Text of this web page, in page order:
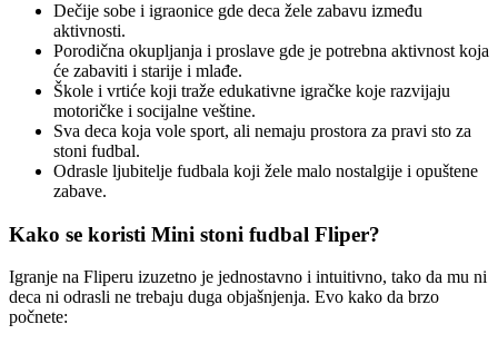
Dečije sobe i igraonice gde deca žele zabavu između
aktivnosti.
Porodična okupljanja i proslave gde je potrebna aktivnost koja
će zabaviti i starije i mlađe.
Škole i vrtiće koji traže edukativne igračke koje razvijaju
motoričke i socijalne veštine.
Sva deca koja vole sport, ali nemaju prostora za pravi sto za
stoni fudbal.
Odrasle ljubitelje fudbala koji žele malo nostalgije i opuštene
zabave.
Kako se koristi Mini stoni fudbal Fliper?
Igranje na Fliperu izuzetno je jednostavno i intuitivno, tako da mu ni
deca ni odrasli ne trebaju duga objašnjenja. Evo kako da brzo
počnete: